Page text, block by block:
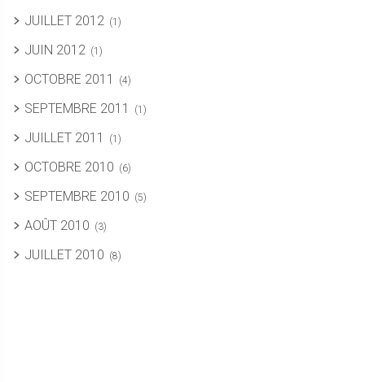
JUILLET 2012 (1)
JUIN 2012 (1)
OCTOBRE 2011 (4)
SEPTEMBRE 2011 (1)
JUILLET 2011 (1)
OCTOBRE 2010 (6)
SEPTEMBRE 2010 (5)
AOÛT 2010 (3)
JUILLET 2010 (8)